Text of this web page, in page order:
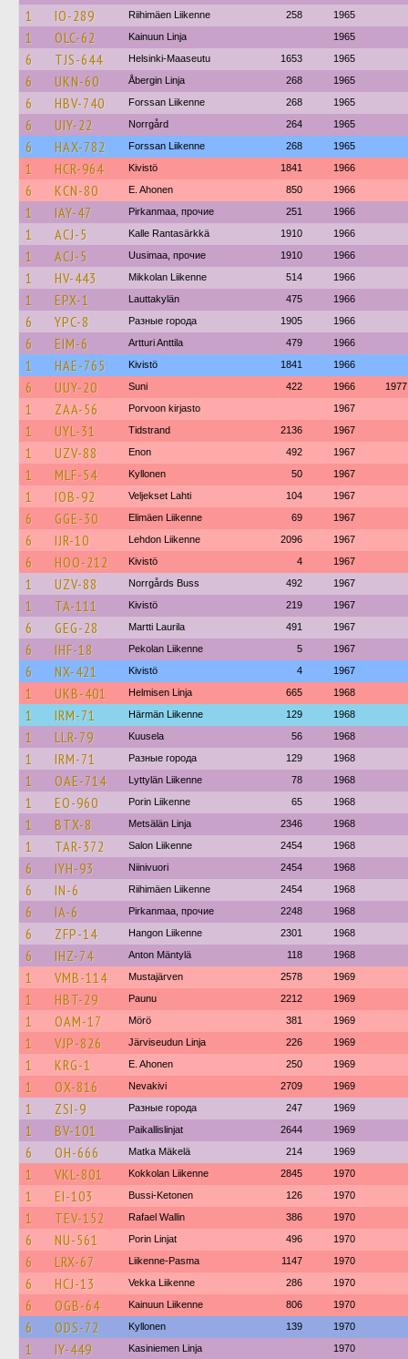
1
IO-289 Riihimäen Liikenne 258 1965
1 OLC-62 Kainuun Linja 1965
6 TJS-644 Helsinki-Maaseutu 1653 1965
6 UKN-60 Åbergin Linja 268 1965
6 HBV-740 Forssan Liikenne 268 1965
6 UIY-22 Norrgård 264 1965
6 HAX-782 Forssan Liikenne 268 1965
1 HCR-964 Kivistö 1841 1966
6 KCN-80 E. Ahonen 850 1966
1 IAY-47 Pirkanmaa, прочие 251 1966
1 ACJ-5 Kalle Rantasärkkä 1910 1966
1 ACJ-5 Uusimaa, прочие 1910 1966
1 HV-443 Mikkolan Liikenne 514 1966
1 EPX-1 Lauttakylän 475 1966
6 YPC-8 Разные города 1905 1966
6 EIM-6 Artturi Anttila 479 1966
1 HAE-765 Kivistö 1841 1966
6 UUY-20 Suni 422 1966 1977
1 ZAA-56 Porvoon kirjasto 1967
1 UYL-31 Tidstrand 2136 1967
1 UZV-88 Enon 492 1967
1 MLF-54 Kyllonen 50 1967
1 IOB-92 Veljekset Lahti 104 1967
6 GGE-30 Elimäen Liikenne 69 1967
6 IJR-10 Lehdon Liikenne 2096 1967
6 HOO-212 Kivistö 4 1967
1 UZV-88 Norrgårds Buss 492 1967
1 TA-111 Kivistö 219 1967
6 GEG-28 Martti Laurila 491 1967
6 IHF-18 Pekolan Liikenne 5 1967
6 NX-421 Kivistö 4 1967
1 UKB-401 Helmisen Linja 665 1968
1 IRM-71 Härmän Liikenne 129 1968
1 LLR-79 Kuusela 56 1968
1 IRM-71 Разные города 129 1968
1 OAE-714 Lyttylän Liikenne 78 1968
1 EO-960 Porin Liikenne 65 1968
1 BTX-8 Metsälän Linja 2346 1968
1 TAR-372 Salon Liikenne 2454 1968
6 IYH-93 Niinivuori 2454 1968
6 IN-6 Riihimäen Liikenne 2454 1968
6 IA-6 Pirkanmaa, прочие 2248 1968
6 ZFP-14 Hangon Liikenne 2301 1968
6 IHZ-74 Anton Mäntylä 118 1968
1 VMB-114 Mustajärven 2578 1969
1 HBT-29 Paunu 2212 1969
1 OAM-17 Mörö 381 1969
1 VJP-826 Järviseudun Linja 226 1969
1 KRG-1 E. Ahonen 250 1969
1 OX-816 Nevakivi 2709 1969
1 ZSI-9 Разные города 247 1969
1 BV-101 Paikallislinjat 2644 1969
6 OH-666 Matka Mäkelä 214 1969
1 VKL-801 Kokkolan Liikenne 2845 1970
1 EI-103 Bussi-Ketonen 126 1970
1 TEV-152 Rafael Wallin 386 1970
6 NU-561 Porin Linjat 496 1970
6 LRX-67 Liikenne-Pasma 1147 1970
6 HCJ-13 Vekka Liikenne 286 1970
6 OGB-64 Kainuun Liikenne 806 1970
6 ODS-72 Kyllonen 139 1970
1 IY-449 Kasiniemen Linja 1970